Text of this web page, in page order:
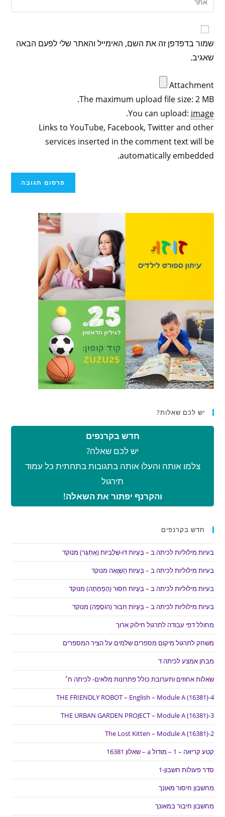
שמור בדפדפן זה את השם, האימייל והאתר שלי לפעם הבאה
שאגיב.
Attachment
The maximum upload file size: 2 MB.
You can upload: image
.
Links to YouTube, Facebook, Twitter and other
services inserted in the comment text will be
automatically embedded.
יש לכם שאלות?
חדש בקרנפים
יש לכם שאלה?
צלמו אותה והעלו אותה בתגובות בתחתית כל עמוד
תירגול
והקרנף יפתור את השאלה!
חדש בקרנפים
בעיות מילוליות לכיתה ב – בְּעָיוֹת דּוּ-שְׁלָבִיּוֹת (אֶתְגָּר) מנוקד
בעיות מילוליות לכיתה ב – בְּעָיוֹת הַשְׁוָאָה מנוקד
בעיות מילוליות לכיתה ב – בְּעָיוֹת חִסּוּר (הַפְחָתָה) מנוקד
בעיות מילוליות לכיתה ב – בְּעָיוֹת חִבּוּר (הוֹסָפָה) מנוקד
מחולל דפי עבודה לתרגול חילוק ארוך
משחק לתרגול מיקום מספרים שלמים על הציר המספרים
מבחן אמצע לכיתה ד
שאלות אחוזים ותערובת כולל פתרונות מלאים- לכיתה ח׳
THE FRIENDLY ROBOT – English – Module A (16381)-4
THE URBAN GARDEN PROJECT – Module A (16381)-3
The Lost Kitten – Module A (16381)-2
קטע קריאה – 1 – מודול a – שאלון 16381
סדר פעולות חשבון-1
מחשבון חיסור מאונך
מחשבון חיבור במאונך